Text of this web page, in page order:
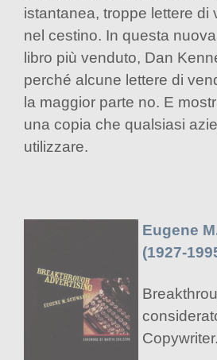
istantanea, troppe lettere di
nel cestino. In questa
libro più venduto, Dan
perché alcune lettere di
la maggior parte no. E
una copia che qualsiasi
utilizzare.
Eugene
(1927-
Copywriter.